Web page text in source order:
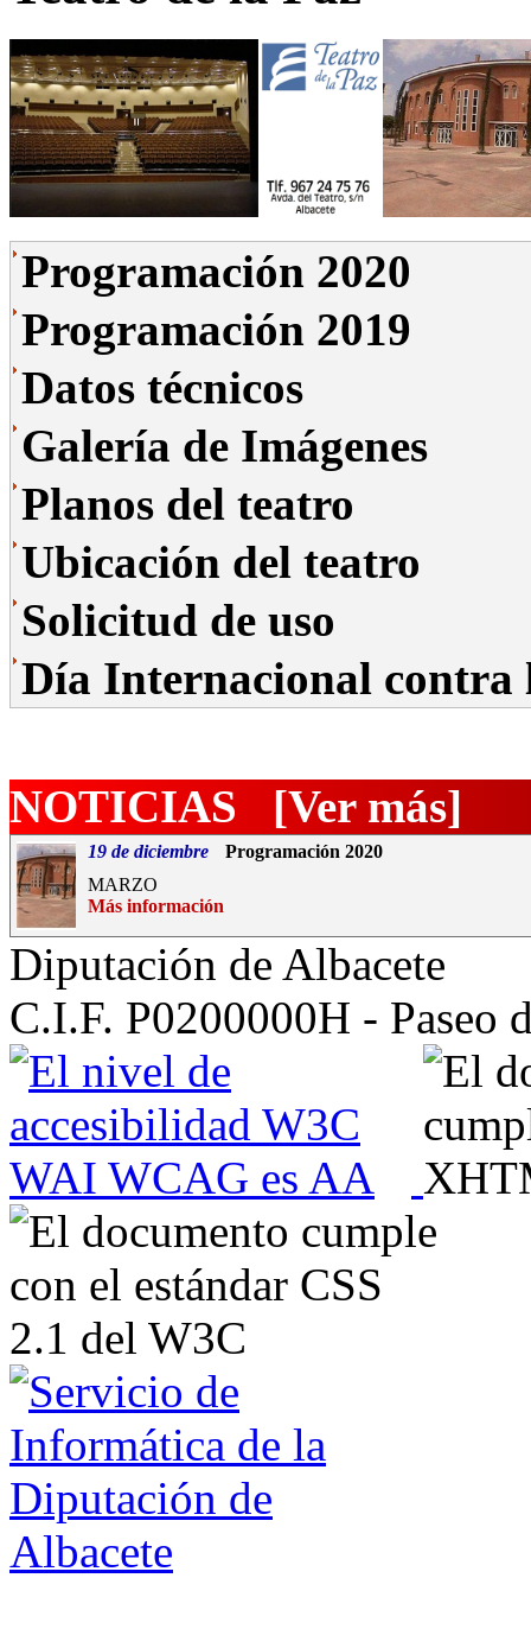
Programación 2020
Programación 2019
Datos técnicos
Galería de Imágenes
Planos del teatro
Ubicación del teatro
Solicitud de uso
Día Internacional contra
NOTICIAS [Ver más]
19 de diciembre
Programación 2020
MARZO
Más información
Diputación de Albacete
C.I.F. P0200000H - Paseo